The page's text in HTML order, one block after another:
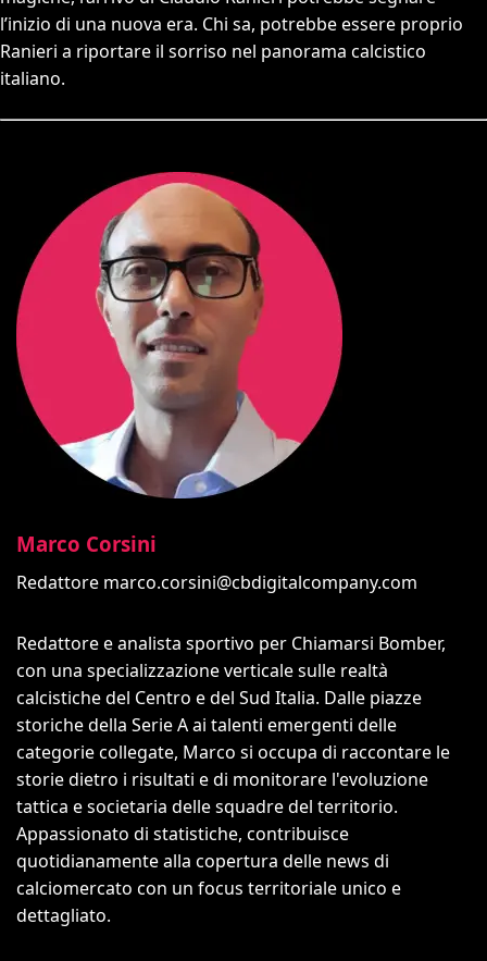
l’inizio di una nuova era. Chi sa, potrebbe essere proprio
Ranieri a riportare il sorriso nel panorama calcistico
italiano.
Marco Corsini
Redattore marco.corsini@cbdigitalcompany.com
Redattore e analista sportivo per Chiamarsi Bomber,
con una specializzazione verticale sulle realtà
calcistiche del Centro e del Sud Italia. Dalle piazze
storiche della Serie A ai talenti emergenti delle
categorie collegate, Marco si occupa di raccontare le
storie dietro i risultati e di monitorare l'evoluzione
tattica e societaria delle squadre del territorio.
Appassionato di statistiche, contribuisce
quotidianamente alla copertura delle news di
calciomercato con un focus territoriale unico e
dettagliato.